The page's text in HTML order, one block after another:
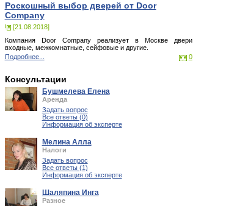
Роскошный выбор дверей от Door
Company
[21.08.2018]
Компания Door Company реализует в Москве двери
входные, межкомнатные, сейфовые и другие.
Подробнее...
0
Консультации
Бушмелева Елена
Аренда
Задать вопрос
Все ответы (0)
Информация об эксперте
Мелина Алла
Налоги
Задать вопрос
Все ответы (1)
Информация об эксперте
Шаляпина Инга
Разное